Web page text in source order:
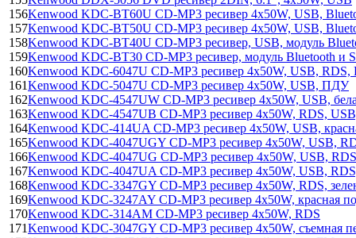
156Kenwood KDC-BT60U CD-MP3 ресивер 4x50W, USB,
157Kenwood KDC-BT50U CD-MP3 ресивер 4x50W, USB,
158Kenwood KDC-BT40U CD-MP3 ресивер, USB, модуль
159Kenwood KDC-BT30 CD-MP3 ресивер, модуль Bluetooth и
160Kenwood KDC-6047U CD-MP3 ресивер 4х50W, USB,
161Kenwood KDC-5047U CD-MP3 ресивер 4x50W, USB, ПДУ
162Kenwood KDC-4547UW CD-MP3 ресивер 4x50W, USB,
163Kenwood KDC-4547UB CD-MP3 ресивер 4x50W, RDS,
164Kenwood KDC-414UA CD-MP3 ресивер 4x50W, USB,
165Kenwood KDC-4047UGY CD-MP3 ресивер 4х50W, USB,
166Kenwood KDC-4047UG CD-MP3 ресивер 4х50W, USB,
167Kenwood KDC-4047UA CD-MP3 ресивер 4х50W, USB,
168Kenwood KDC-3347GY CD-MP3 ресивер 4x50W, RDS,
169Kenwood KDC-3247AY CD-MP3 ресивер 4x50W, красная
170Kenwood KDC-314AM CD-MP3 ресивер 4x50W, RDS
171Kenwood KDC-3047GY CD-MP3 ресивер 4x50W, съемная